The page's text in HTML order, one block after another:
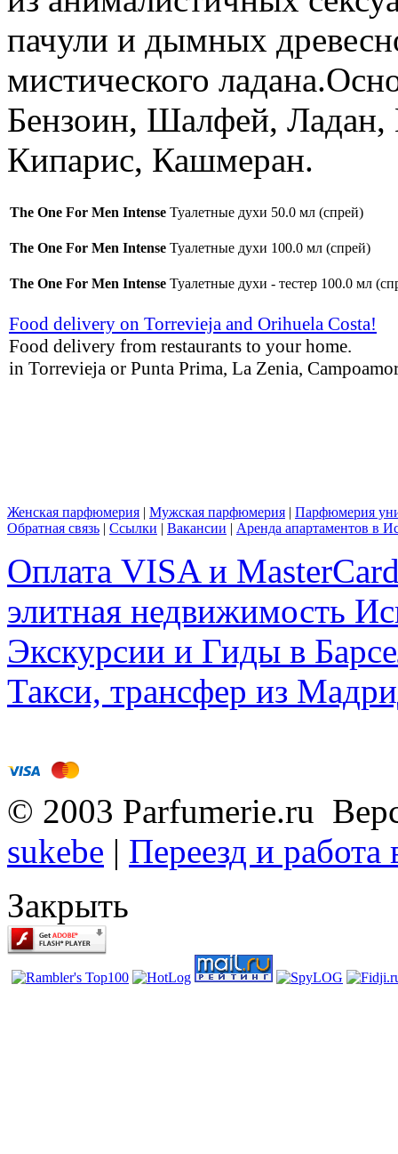
пачули и дымных
мистического
Бензоин, Шалфей,
Кипарис, Кашмеран.
The One For Men Intense Туалетные духи 50.0 мл (спрей)
The One For Men Intense Туалетные духи 100.0 мл (спрей)
The One For Men Intense Туалетные духи - тестер 100.0 мл
Food delivery on Torrevieja and Orihuela Costa!
Food delivery from restaurants to your home.
in Torrevieja or Punta Prima, La Zenia,
Женская парфюмерия | Мужская парфюмерия | Парфюмерия
Обратная связь | Ссылки | Вакансии | Аренда апартаментов в
Оплата VISA и
элитная недвижимость
Экскурсии и Гиды в
Такси, трансфер из
© 2003 Parfumerie.ru
sukebe | Переезд и
Закрыть